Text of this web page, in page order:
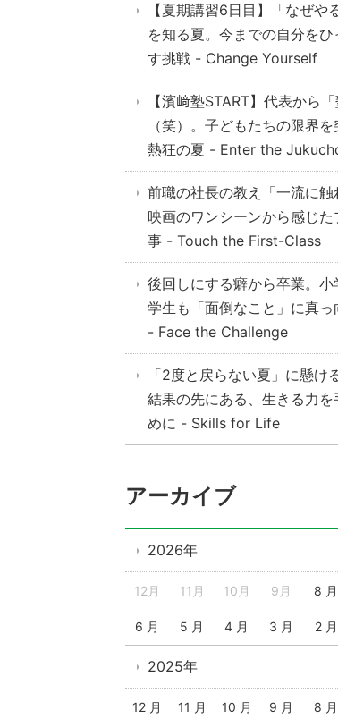
【夏期講習6日目】「なぜや
を知る夏。今までの自分をひ
す挑戦 - Change Yourself
【濱﨑塾START】代表から
（笑）。子どもたちの限界
熱狂の夏 - Enter the
前職の社長の教え「一流に触
映画のワンシーンから感じた
事 - Touch the First-Class
後回しにする癖から卒業。小
学生も「面倒なこと」に真っ
- Face the Challenge
「2度と戻らない夏」に懸け
結果の先にある、生きる力を
めに - Skills for Life
アーカイブ
2026年
12月 11月 10月 9月 8 月
6 月 5 月 4 月 3 月 2 月
2025年
12 月 11 月 10 月 9 月 8 月